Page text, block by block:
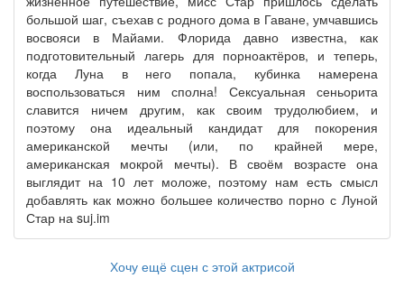
большой шаг, съехав с родного дома в Гаване, умчавшись
восвояси в Майами. Флорида давно известна, как
подготовительный лагерь для порноактёров, и теперь,
когда Луна в него попала, кубинка намерена
воспользоваться ним сполна! Сексуальная сеньорита
славится ничем другим, как своим трудолюбием, и
поэтому она идеальный кандидат для покорения
американской мечты (или, по крайней мере,
американская мокрой мечты). В своём возрасте она
выглядит на 10 лет моложе, поэтому нам есть смысл
добавлять как можно большее количество порно с Луной
Стар на suj.im
Хочу ещё сцен с этой актрисой